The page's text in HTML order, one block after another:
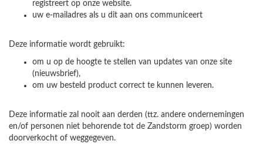
registreert op onze website.
uw e-mailadres als u dit aan ons communiceert
Deze informatie wordt gebruikt:
om u op de hoogte te stellen van updates van onze site
(nieuwsbrief),
om uw besteld product correct te kunnen leveren.
Deze informatie zal nooit aan derden (ttz. andere ondernemingen
en/of personen niet behorende tot de Zandstorm groep) worden
doorverkocht of weggegeven.